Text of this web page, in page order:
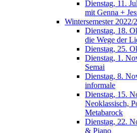
Dienstag, 11.
mit Genna +
Wintersemester 2022/
Dienstag, 18.
die Wege der
Dienstag, 25.
Dienstag, 1.
Semai
Dienstag, 8.
informale
Dienstag, 15.
Neoklassisch,
Metabarock
Dienstag, 22.
& Piano